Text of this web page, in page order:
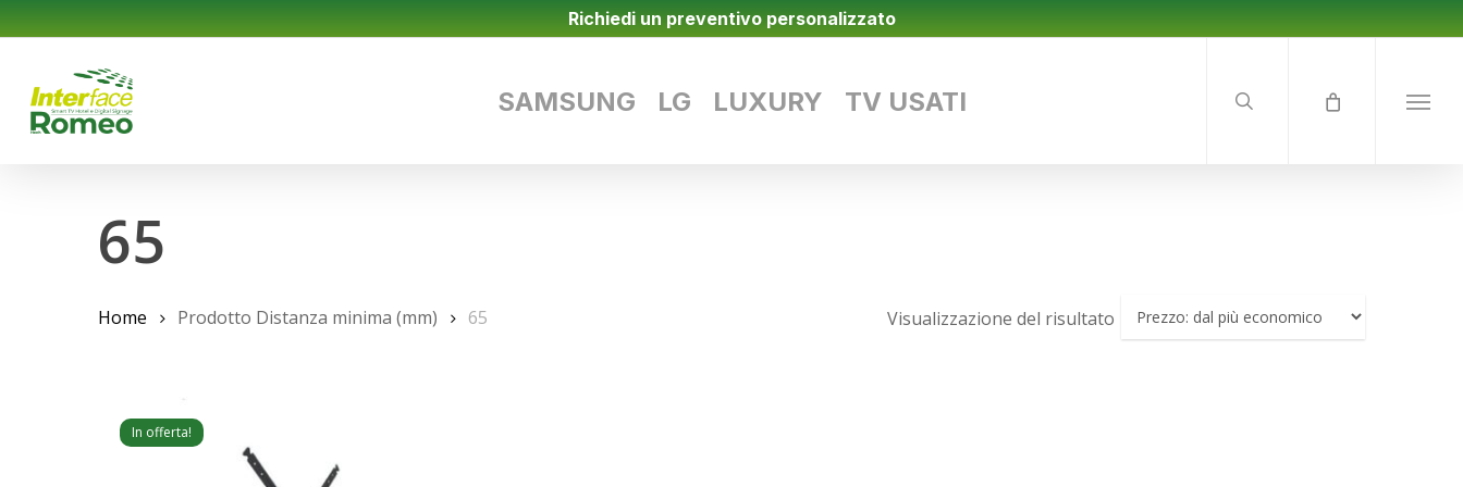
to
content
Richiedi un preventivo personalizzato
SAMSUNG LG LUXURY TV USATI Menu
65
Visualizzazione del risultato
Home Prodotto Distanza minima (mm) 65
In offerta!